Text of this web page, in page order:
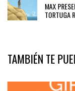
MAX
TORTUGA
TAMBIÉN TE